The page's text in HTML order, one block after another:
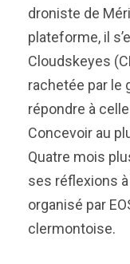
droniste de
plateforme, il
Cloudskeyes
rachetée par le
répondre à
Concevoir au
Quatre mois
ses réflexions à
organisé par
clermontoise.